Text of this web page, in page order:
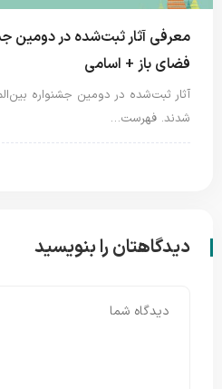
معرفی آثار ثبت‌شده در دومین
فضای باز + اسامی
آثار ثبت‌شده در دومین جشنواره
شدند. فهرست…
دیدگاهتان را بنویسید